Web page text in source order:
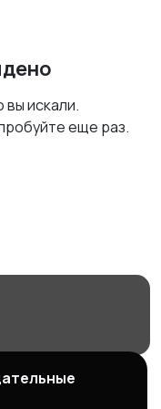
вы искали.
еще раз.
| Работа |